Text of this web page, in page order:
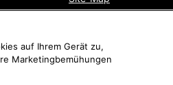
auf Ihrem Gerät zu,
Marketingbemühungen